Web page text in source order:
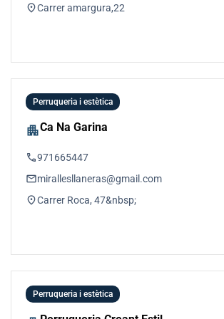
location_onCarrer amargura,22
Perruqueria i estètica
apartmentCa Na Garina
phone971665447
emailmirallesllaneras@gmail.com
location_onCarrer Roca, 47&nbsp;
Perruqueria i estètica